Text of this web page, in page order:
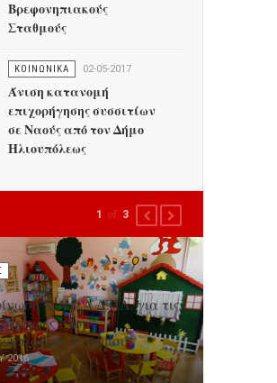
Βρεφονηπιακούς
Σταθμούς
ΚΟΙΝΩΝΙΚΑ 02-05-2017
Άνιση κατανομή
επιχορήγησης συσσιτίων
σε Ναούς από τον Δήμο
Ηλιουπόλεως
Κ.Α.Φ.Α.Δ.ΗΛ. για τις
στους
Σταθμούς
2016
1 of 3 PREVIOUS
NEXT